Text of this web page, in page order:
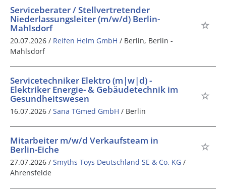
Serviceberater / Stellvertretender
Niederlassungsleiter (m/w/d) Berlin-
Mahlsdorf
20.07.2026 / Reifen Helm GmbH / Berlin, Berlin -
Mahlsdorf
Servicetechniker Elektro (m|w|d) -
Elektriker Energie- & Gebäudetechnik im
Gesundheitswesen
16.07.2026 / Sana TGmed GmbH / Berlin
Mitarbeiter m/w/d Verkaufsteam in
Berlin-Eiche
27.07.2026 / Smyths Toys Deutschland SE & Co. KG /
Ahrensfelde